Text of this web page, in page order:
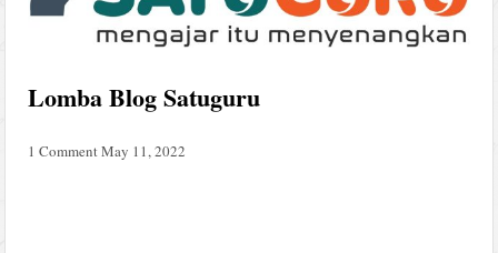
Lomba Blog Satuguru
1 CommentMay 11, 2022